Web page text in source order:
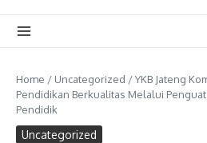
Home / Uncategorized /YKB Jateng
Pendidikan Berkualitas Melalui
Pendidik
Uncategorized